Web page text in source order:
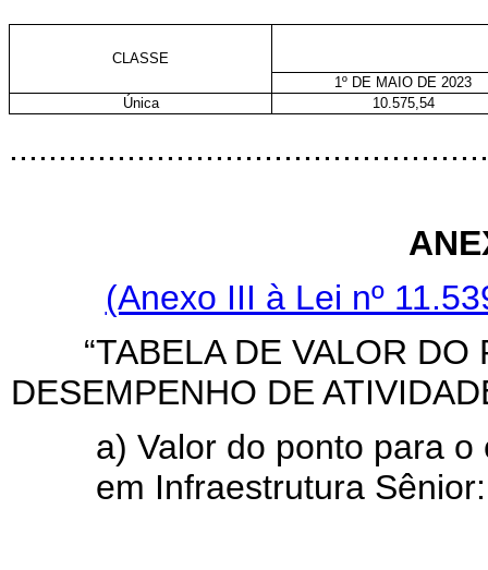
CLASSE
1º DE MAIO DE 2023
Única
10.575,54
(Anexo III à Lei nº
“TABELA DE VALOR
DESEMPENHO DE
a) Valor do ponto para
em Infraestrutura Sênior: